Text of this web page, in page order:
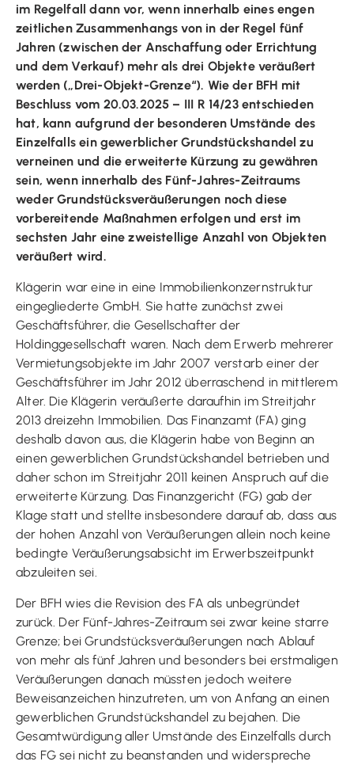
im Regelfall dann vor, wenn innerhalb eines engen
zeitlichen Zusammenhangs von in der Regel fünf
Jahren (zwischen der Anschaffung oder Errichtung
und dem Verkauf) mehr als drei Objekte veräußert
werden („Drei-Objekt-Grenze“). Wie der BFH mit
Beschluss vom 20.03.2025 – III R 14/23 entschieden
hat, kann aufgrund der besonderen Umstände des
Einzelfalls ein gewerblicher Grundstückshandel zu
verneinen und die erweiterte Kürzung zu gewähren
sein, wenn innerhalb des Fünf-Jahres-Zeitraums
weder Grundstücksveräußerungen noch diese
vorbereitende Maßnahmen erfolgen und erst im
sechsten Jahr eine zweistellige Anzahl von Objekten
veräußert wird.
Klägerin war eine in eine Immobilienkonzernstruktur
eingegliederte GmbH. Sie hatte zunächst zwei
Geschäftsführer, die Gesellschafter der
Holdinggesellschaft waren. Nach dem Erwerb mehrerer
Vermietungsobjekte im Jahr 2007 verstarb einer der
Geschäftsführer im Jahr 2012 überraschend in mittlerem
Alter. Die Klägerin veräußerte daraufhin im Streitjahr
2013 dreizehn Immobilien. Das Finanzamt (FA) ging
deshalb davon aus, die Klägerin habe von Beginn an
einen gewerblichen Grundstückshandel betrieben und
daher schon im Streitjahr 2011 keinen Anspruch auf die
erweiterte Kürzung. Das Finanzgericht (FG) gab der
Klage statt und stellte insbesondere darauf ab, dass aus
der hohen Anzahl von Veräußerungen allein noch keine
bedingte Veräußerungsabsicht im Erwerbszeitpunkt
abzuleiten sei.
Der BFH wies die Revision des FA als unbegründet
zurück. Der Fünf-Jahres-Zeitraum sei zwar keine starre
Grenze; bei Grundstücksveräußerungen nach Ablauf
von mehr als fünf Jahren und besonders bei erstmaligen
Veräußerungen danach müssten jedoch weitere
Beweisanzeichen hinzutreten, um von Anfang an einen
gewerblichen Grundstückshandel zu bejahen. Die
Gesamtwürdigung aller Umstände des Einzelfalls durch
das FG sei nicht zu beanstanden und widerspreche